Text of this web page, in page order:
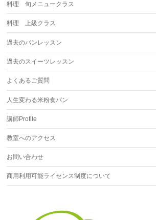
料理 旬メニュークラス
料理 上級クラス
過去のパンレッスン
過去のスイーツレッスン
よくあるご質問
人生変わる米粉食パン
講師Profile
教室へのアクセス
お問い合わせ
商用利用可能ライセンス制度について